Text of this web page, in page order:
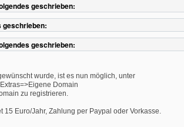
geschrieben:
geschrieben:
geschrieben:
wurde, ist es nun möglich, unter
Domain
zu registrieren.
15 Euro/Jahr, Zahlung per Paypal oder Vorkasse.